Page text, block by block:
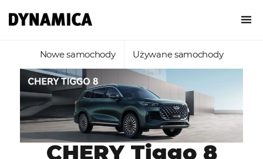
Nowe samochody Używane samochody
CHERY Tiggo 8